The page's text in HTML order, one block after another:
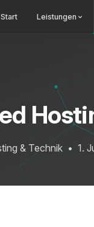
Start Leistungen
& Technik • 1.